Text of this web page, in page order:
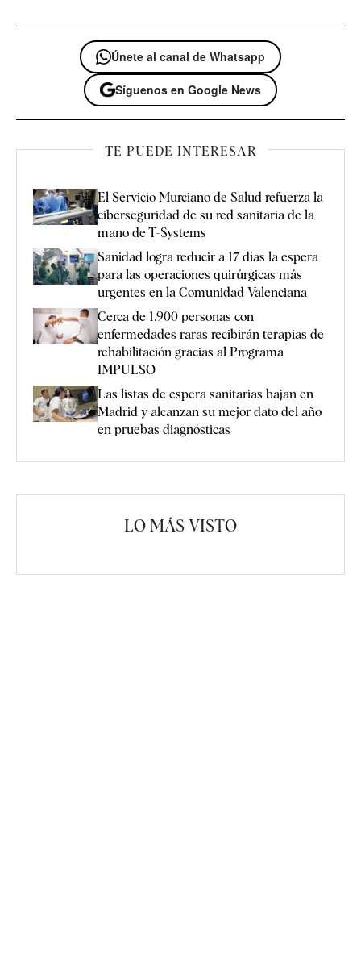
Únete al canal de Whatsapp
Síguenos en Google News
TE PUEDE INTERESAR
El Servicio Murciano de Salud refuerza la
ciberseguridad de su red sanitaria de la
mano de T-Systems
Sanidad logra reducir a 17 días la espera
para las operaciones quirúrgicas más
urgentes en la Comunidad Valenciana
Cerca de 1.900 personas con
enfermedades raras recibirán terapias de
rehabilitación gracias al Programa
IMPULSO
Las listas de espera sanitarias bajan en
Madrid y alcanzan su mejor dato del año
en pruebas diagnósticas
LO MÁS VISTO